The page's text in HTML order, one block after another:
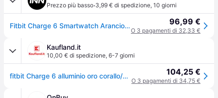
Prezzo più basso·3,99 € di spedizione, 10 giorni
Fitbit Charge 6 Smartwatch Arancione 96,99 €
O 3 pagamenti di 32,33 €
Kaufland.it
10,00 € di spedizione, 6-7 giorni
fitbit Charge 6 alluminio oro corallo/champagne 104,25 €
O 3 pagamenti di 34,75 €